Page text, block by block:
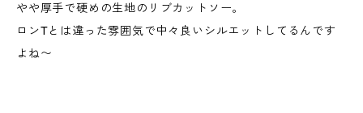
やや厚手で硬めの生地のリブカットソー。
ロンTとは違った雰囲気で中々良いシルエットしてるんです
よね〜